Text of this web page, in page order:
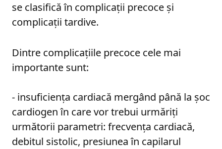
se clasifică în complicaţii precoce şi
complicaţii tardive.
Dintre complicaţiile precoce cele mai
importante sunt:
- insuficienţa cardiacă mergând până la şoc
cardiogen în care vor trebui urmăriţi
următorii parametri: frecvenţa cardiacă,
debitul sistolic, presiunea în capilarul